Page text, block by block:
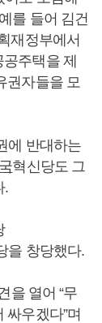
를 들어 김건
재정부에서
주택을 제
권자들을 모
에 반대하는
혁신당도 그
.
을 창당했다.
을 열어 “무
우겠다”며